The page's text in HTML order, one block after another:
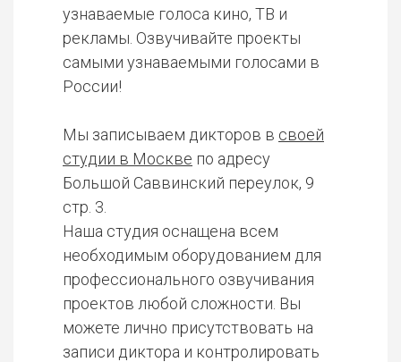
узнаваемые голоса кино, ТВ и
рекламы. Озвучивайте проекты
самыми узнаваемыми голосами в
России!
Мы записываем дикторов в своей
студии в Москве по адресу
Большой Саввинский переулок, 9
стр. 3.
Наша студия оснащена всем
необходимым оборудованием для
профессионального озвучивания
проектов любой сложности. Вы
можете лично присутствовать на
записи диктора и контролировать